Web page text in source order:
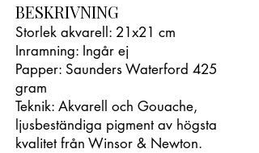
BESKRIVNING
Storlek akvarell: 21x21 cm
Inramning: Ingår ej
Papper: Saunders Waterford 425
gram
Teknik: Akvarell och Gouache,
ljusbeständiga pigment av högsta
kvalitet från Winsor & Newton.